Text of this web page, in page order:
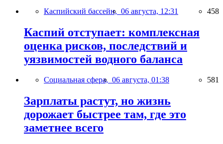
Каспийский бассейн, 06 августа, 12:31 458
Каспий отступает: комплексная
оценка рисков, последствий и
уязвимостей водного баланса
Социальная сфера, 06 августа, 01:38 581
Зарплаты растут, но жизнь
дорожает быстрее там, где это
заметнее всего